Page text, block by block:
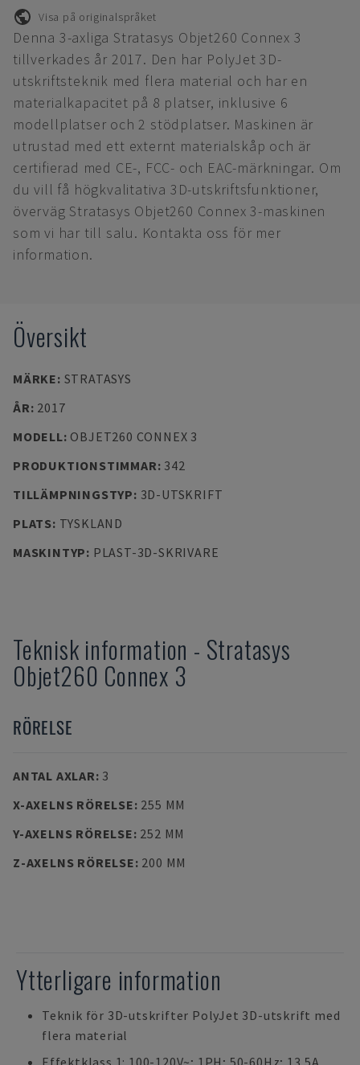
Visa på originalspråket
Denna 3-axliga Stratasys Objet260 Connex 3
tillverkades år 2017. Den har PolyJet 3D-
utskriftsteknik med flera material och har en
materialkapacitet på 8 platser, inklusive 6
modellplatser och 2 stödplatser. Maskinen är
utrustad med ett externt materialskåp och är
certifierad med CE-, FCC- och EAC-märkningar. Om
du vill få högkvalitativa 3D-utskriftsfunktioner,
överväg Stratasys Objet260 Connex 3-maskinen
som vi har till salu. Kontakta oss för mer
information.
Översikt
MÄRKE: STRATASYS
ÅR: 2017
MODELL: OBJET260 CONNEX 3
PRODUKTIONSTIMMAR: 342
TILLÄMPNINGSTYP: 3D-UTSKRIFT
PLATS: TYSKLAND
MASKINTYP: PLAST-3D-SKRIVARE
Teknisk information - Stratasys
Objet260 Connex 3
RÖRELSE
ANTAL AXLAR: 3
X-AXELNS RÖRELSE: 255 MM
Y-AXELNS RÖRELSE: 252 MM
Z-AXELNS RÖRELSE: 200 MM
Ytterligare information
Teknik för 3D-utskrifter PolyJet 3D-utskrift med
flera material
Effektklass 1: 100-120V~; 1PH; 50-60Hz; 13,5A